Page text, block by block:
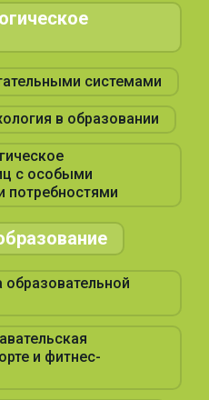
системами
в образовании
с особыми
потребностями
и фитнес-